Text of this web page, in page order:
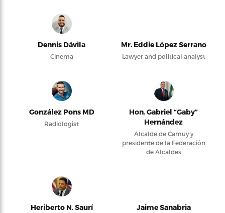
Dennis Dávila
Cinema
Mr. Eddie López Serrano
Lawyer and political analyst
González Pons MD
Radiologist
Hon. Gabriel “Gaby”
Hernández
Alcalde de Camuy y
presidente de la Federación
de Alcaldes
Heriberto N. Saurí Jaime Sanabria